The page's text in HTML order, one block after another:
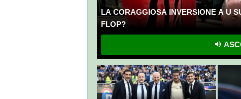
LA CORAGGIOSA INVERSIONE A U
FLOP?